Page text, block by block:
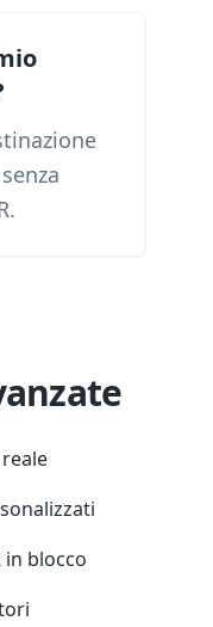
in blocco